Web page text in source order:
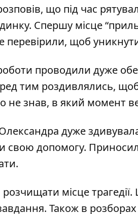
що під час
Спершу місце
перевірили, щоб
проводили дуже
тим роздивлялись,
не знав, в який момент
дуже
свою допомогу.
місце
Також в розборах